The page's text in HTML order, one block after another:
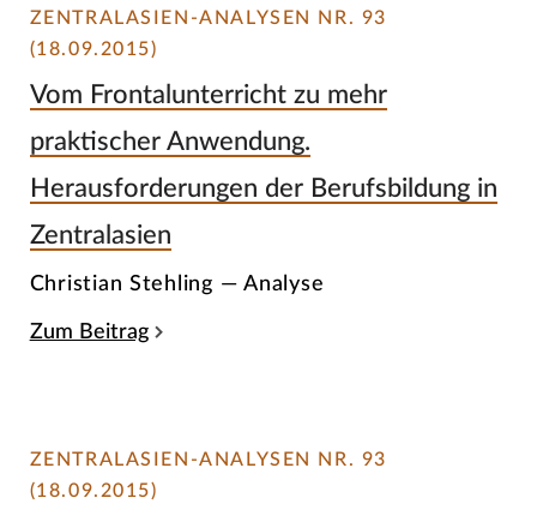
ZENTRALASIEN-ANALYSEN NR. 93
(18.09.2015)
Vom Frontalunterricht zu mehr
praktischer Anwendung.
Herausforderungen der Berufsbildung in
Zentralasien
Christian Stehling — Analyse
Zum Beitrag
ZENTRALASIEN-ANALYSEN NR. 93
(18.09.2015)